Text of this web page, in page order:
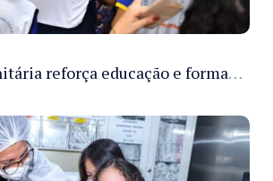
Vigilância sanitária reforça educação e formação de médicos em Manaus na Semana da Vigilância 2026